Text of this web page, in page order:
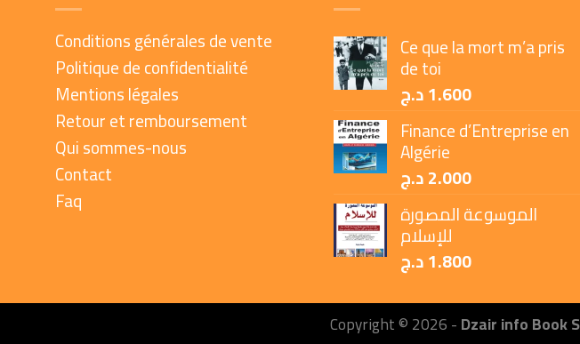
Conditions générales de vente
Politique de confidentialité
Mentions légales
Retour et remboursement
Qui sommes-nous
Contact
Faq
Ce que la mort m’a pris
de toi
1.600د.ج
Finance d’Entreprise en
Algérie
2.000د.ج
الموسوعة المصورة
للإسلام
1.800د.ج
Copyright © 2026 -Dzair info Book